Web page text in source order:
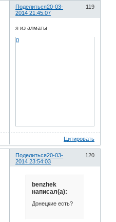
Поделиться 119
20-03-
2014 21:45:07
я из алматы
0
Цитировать
Поделиться 120
20-03-
2014 23:54:03
benzhek
написал(а):
Донецкие есть?